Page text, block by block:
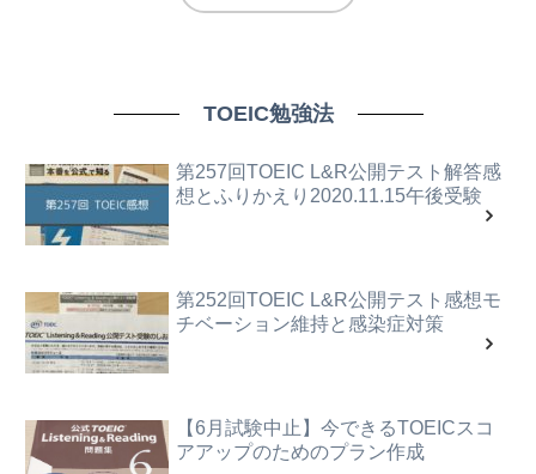
TOEIC勉強法
第257回TOEIC L&R公開テスト解答感
想とふりかえり2020.11.15午後受験
第252回TOEIC L&R公開テスト感想モ
チベーション維持と感染症対策
【6月試験中止】今できるTOEICスコ
アアップのためのプラン作成